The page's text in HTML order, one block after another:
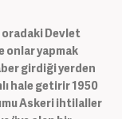
oradaki Devlet
onlar yapmak
girdiği yerden
hale getirir 1950
Askeri ihtilaller